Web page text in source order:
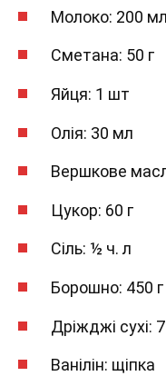
Молоко: 200 мл
Сметана: 50 г
Яйця: 1 шт
Олія: 30 мл
Вершкове
Цукор: 60 г
Сіль: ½ ч. л
Борошно: 450 г
Дріжджі сухі: 7
Ванілін: щіпка